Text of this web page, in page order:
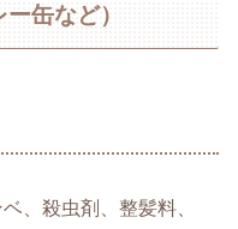
缶など）
、殺虫剤、整髪料、